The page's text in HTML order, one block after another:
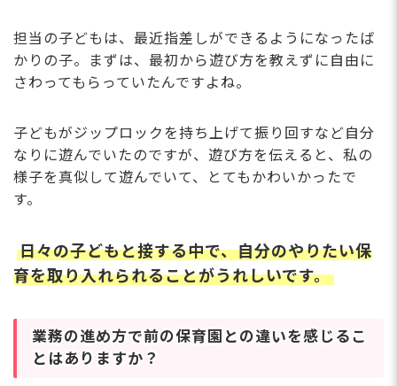
担当の子どもは、最近指差しができるようになったば
かりの子。まずは、最初から遊び方を教えずに自由に
さわってもらっていたんですよね。
子どもがジップロックを持ち上げて振り回すなど自分
なりに遊んでいたのですが、遊び方を伝えると、私の
様子を真似して遊んでいて、とてもかわいかったで
す。
日々の子どもと接する中で、自分のやりたい保
育を取り入れられることがうれしいです。
業務の進め方で前の保育園との違いを感じるこ
とはありますか？